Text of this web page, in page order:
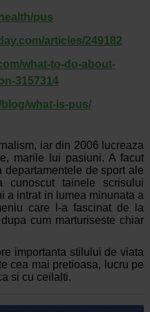
pus
articles/249182
what-to-do-about-
3157314
what-is-pus/
iar din 2006 lucreaza
marile lui pasiuni. A facut
de sport ale
cunoscut tainele scrisului
a intrat in lumea minunata a
care l-a fascinat de la
cum marturiseste chiar
importanta stilului de viata
cea mai pretioasa, lucru pe
si cu ceilalti.